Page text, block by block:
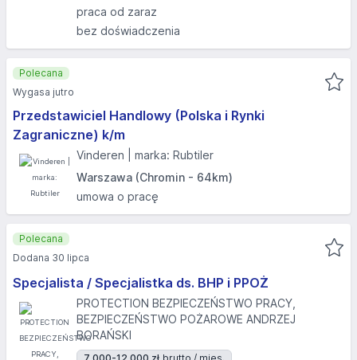
praca od zaraz
bez doświadczenia
Przedstawiciel Handlowy (Polska i Rynki
Zagraniczne) k/m
Vinderen | marka: Rubtiler
Warszawa (Chromin - 64km)
umowa o pracę
Polecana
Wygasa jutro
Specjalista / Specjalistka ds. BHP i PPOŻ
PROTECTION BEZPIECZEŃSTWO PRACY,
BEZPIECZEŃSTWO POŻAROWE ANDRZEJ
BORAŃSKI
Polecana
Dodana 30 lipca